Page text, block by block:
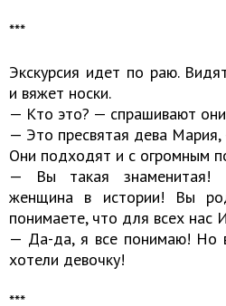
***
Экскурсия идет по раю.
и вяжет носки.
— Кто это? — спрашивают
— Это пресвятая дева
Они подходят и с огромным
— Вы такая
женщина в истории! Вы
понимаете, что для всех нас
— Да-да, я все понимаю! Но
хотели девочку!
***